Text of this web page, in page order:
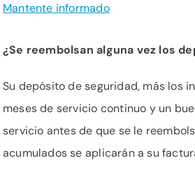
Mantente informado
¿Se reembolsan alguna vez los
Su depósito de seguridad, más los
meses de servicio continuo y un
servicio antes de que se le
acumulados se aplicarán a su